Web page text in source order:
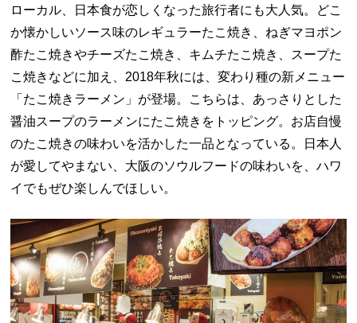
ローカル、日本食が恋しくなった旅行者にも大人気。どこ
か懐かしいソース味のレギュラーたこ焼き、ねぎマヨポン
酢たこ焼きやチーズたこ焼き、キムチたこ焼き、スープた
こ焼きなどに加え、2018年秋には、変わり種の新メニュー
「たこ焼きラーメン」が登場。こちらは、あっさりとした
醤油スープのラーメンにたこ焼きをトッピング。お店自慢
のたこ焼きの味わいを活かした一品となっている。日本人
が愛してやまない、大阪のソウルフードの味わいを、ハワ
イでもぜひ楽しんでほしい。